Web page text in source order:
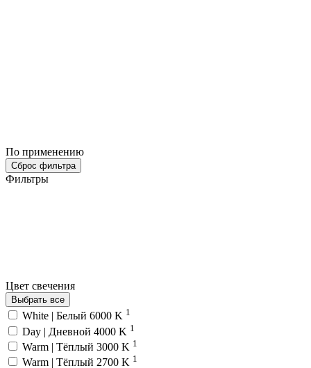
По применению
Сброс фильтра
Фильтры
Цвет свечения
Выбрать все
White | Белый 6000 K 1
Day | Дневной 4000 K 1
Warm | Тёплый 3000 K 1
Warm | Тёплый 2700 K 1